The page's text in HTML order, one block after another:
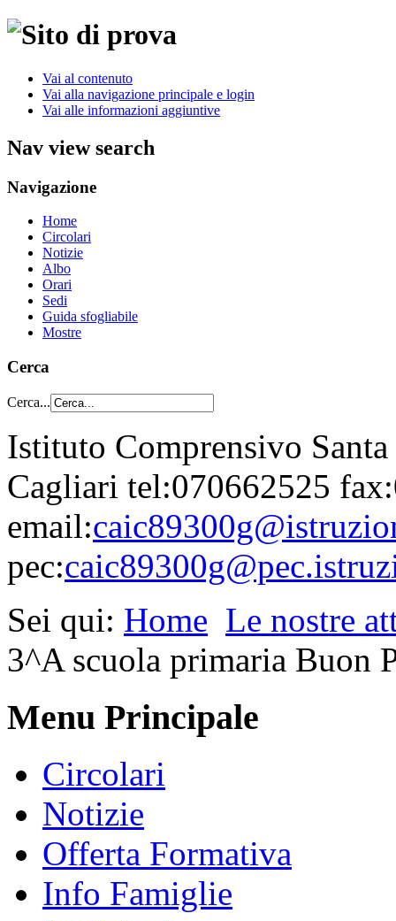
Vai al contenuto
Vai alla navigazione principale e login
Vai alle informazioni aggiuntive
Nav view search
Navigazione
Home
Circolari
Notizie
Albo
Orari
Sedi
Guida sfogliabile
Mostre
Cerca
Cerca...
Istituto Comprensivo
Cagliari tel:070662525
email:
pec:
Sei qui: Home Le nostre
3^A scuola primaria Buon
Menu Principale
Circolari
Notizie
Offerta Formativa
Info Famiglie